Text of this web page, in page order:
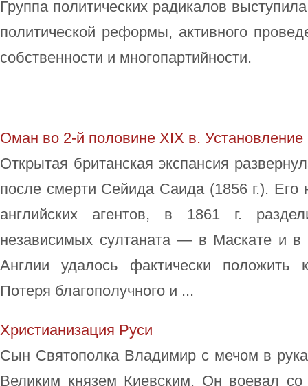
Группа политических радикалов
политической реформы, активного
собственности и многопартийности.
Оман во 2-й половине XIX в. Установление
Открытая британская экспансия
после смерти Сейида Саида (1856 г.). Его
английских агентов, в 1861 г.
независимых султаната — в Маскате и в
Англии удалось фактически положить
Потеря благополучного и ...
Христианизация Руси
Сын Святополка Владимир с мечом в
Великим князем Киевским. Он воевал